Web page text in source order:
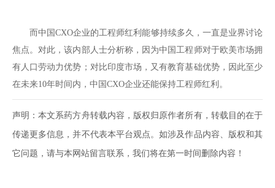
而中国CXO企业的工程师红利能够持续多久，一直是业界讨论
焦点。对此，该内部人士分析称，因为中国工程师对于欧美市场拥
有人口劳动力优势；对比印度市场，又有教育基础优势，因此至少
在未来10年时间内，中国CXO企业还能保持工程师红利。
声明：本文系药方舟转载内容，版权归原作者所有，转载目的在于
传递更多信息，并不代表本平台观点。如涉及作品内容、版权和其
它问题，请与本网站留言联系，我们将在第一时间删除内容！